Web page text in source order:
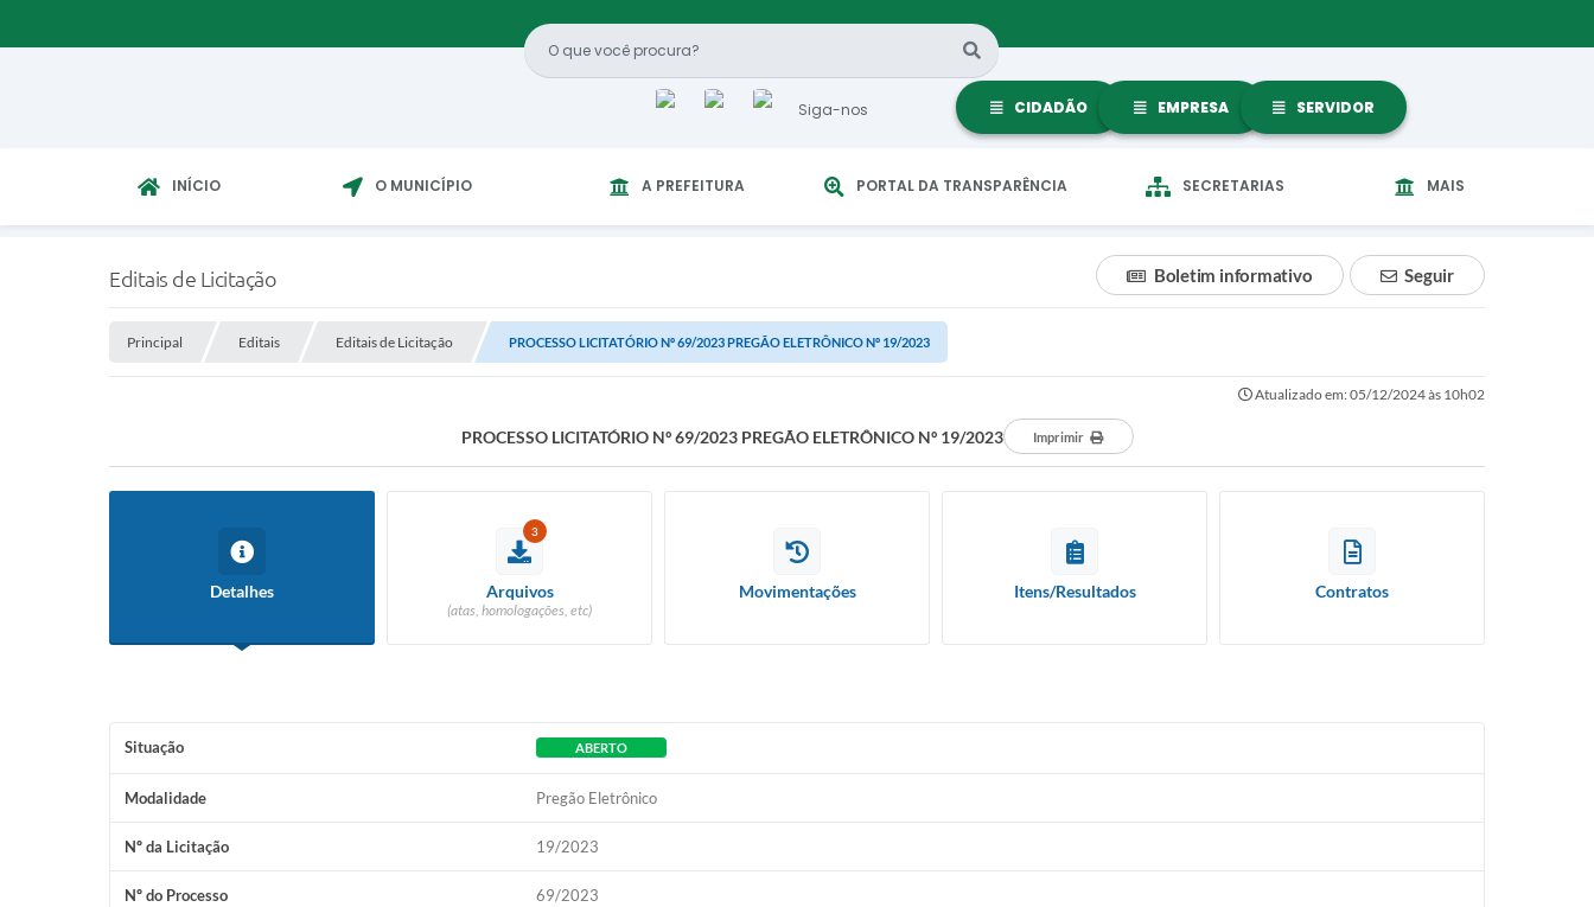
Siga-nos CIDADÃO EMPRESA SERVIDOR
INÍCIO O MUNICÍPIO A PREFEITURA PORTAL DA TRANSPARÊNCIA SECRETARIAS MAIS
Editais de Licitação Seguir
Boletim informativo
Principal Editais Editais de Licitação PROCESSO LICITATÓRIO Nº 69/2023 PREGÃO ELETRÔNICO Nº 19/2023
Atualizado em: 05/12/2024 às 10h02
PROCESSO LICITATÓRIO Nº 69/2023 PREGÃO ELETRÔNICO Nº 19/2023 Imprimir
Detalhes
3
Arquivos
(atas, homologações, etc)
Movimentações Itens/Resultados Contratos
Situação ABERTO
Modalidade Pregão Eletrônico
Nº da Licitação 19/2023
Nº do Processo 69/2023